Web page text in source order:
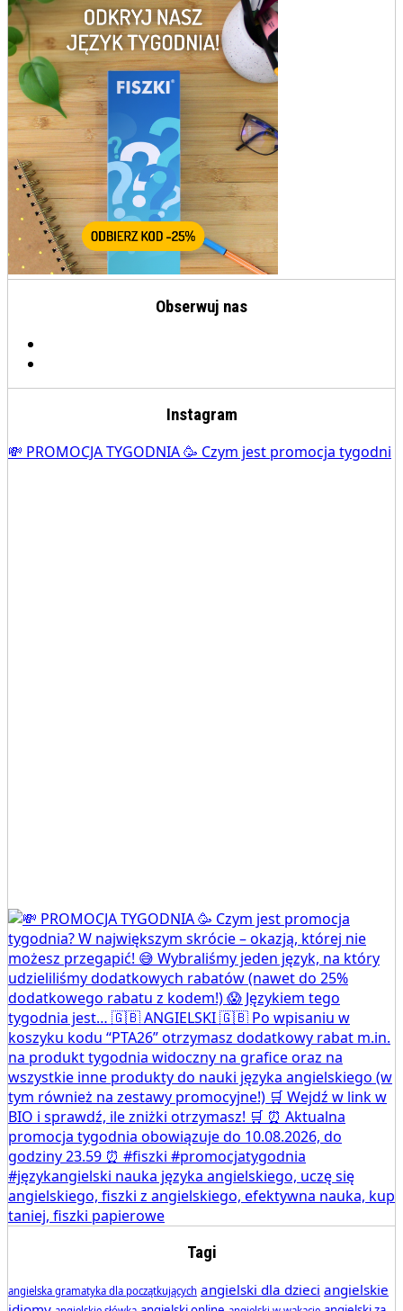
Obserwuj nas
Instagram
💸 PROMOCJA TYGODNIA 🥳 Czym jest promocja tygodni
Tagi
angielska gramatyka dla początkujących angielski dla dzieci angielskie